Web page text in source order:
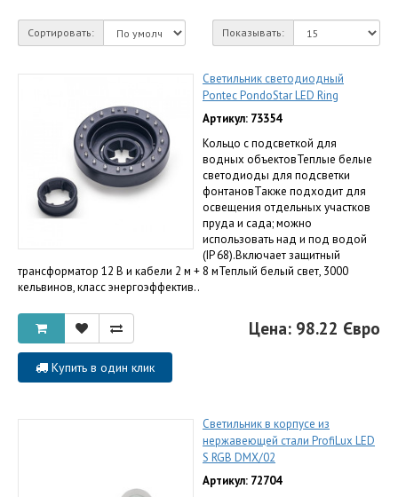
Сортировать: Показывать:
Светильник светодиодный
Pontec PondoStar LED Ring
Артикул: 73354
Кольцо с подсветкой для
водных объектовТеплые белые
светодиоды для подсветки
фонтановТакже подходит для
освещения отдельных участков
пруда и сада; можно
использовать над и под водой
(IP 68).Включает защитный
трансформатор 12 В и кабели 2 м + 8 мТеплый белый свет, 3000
кельвинов, класс энергоэффектив..
Цена: 98.22 Євро
Купить в один клик
Светильник в корпусе из
нержавеющей стали ProfiLux LED
S RGB DMX/02
Артикул: 72704